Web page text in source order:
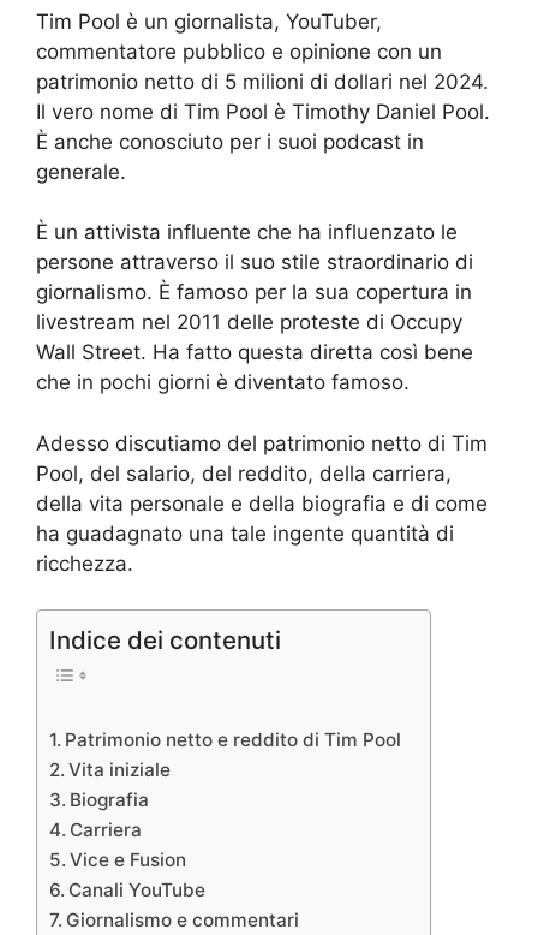
Tim Pool è un giornalista, YouTuber,
commentatore pubblico e opinione con un
patrimonio netto di 5 milioni di dollari nel 2024.
Il vero nome di Tim Pool è Timothy Daniel Pool.
È anche conosciuto per i suoi podcast in
generale.
È un attivista influente che ha influenzato le
persone attraverso il suo stile straordinario di
giornalismo. È famoso per la sua copertura in
livestream nel 2011 delle proteste di Occupy
Wall Street. Ha fatto questa diretta così bene
che in pochi giorni è diventato famoso.
Adesso discutiamo del patrimonio netto di Tim
Pool, del salario, del reddito, della carriera,
della vita personale e della biografia e di come
ha guadagnato una tale ingente quantità di
ricchezza.
Indice dei contenuti
Patrimonio netto e reddito di Tim Pool
Vita iniziale
Biografia
Carriera
Vice e Fusion
Canali YouTube
Giornalismo e commentari